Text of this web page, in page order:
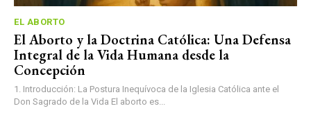
EL ABORTO
El Aborto y la Doctrina Católica: Una Defensa
Integral de la Vida Humana desde la
Concepción
1. Introducción: La Postura Inequívoca de la Iglesia Católica ante el
Don Sagrado de la Vida El aborto es...